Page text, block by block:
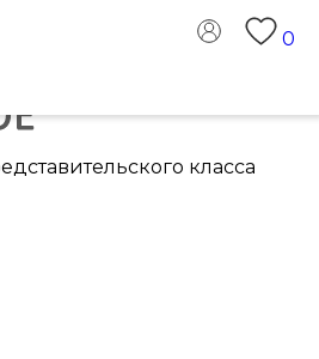
0
класса